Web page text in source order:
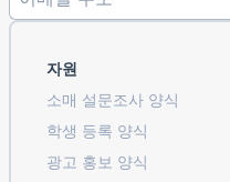
자원
소매 설문조사 양식
학생 등록 ​​양식
광고 홍보 양식